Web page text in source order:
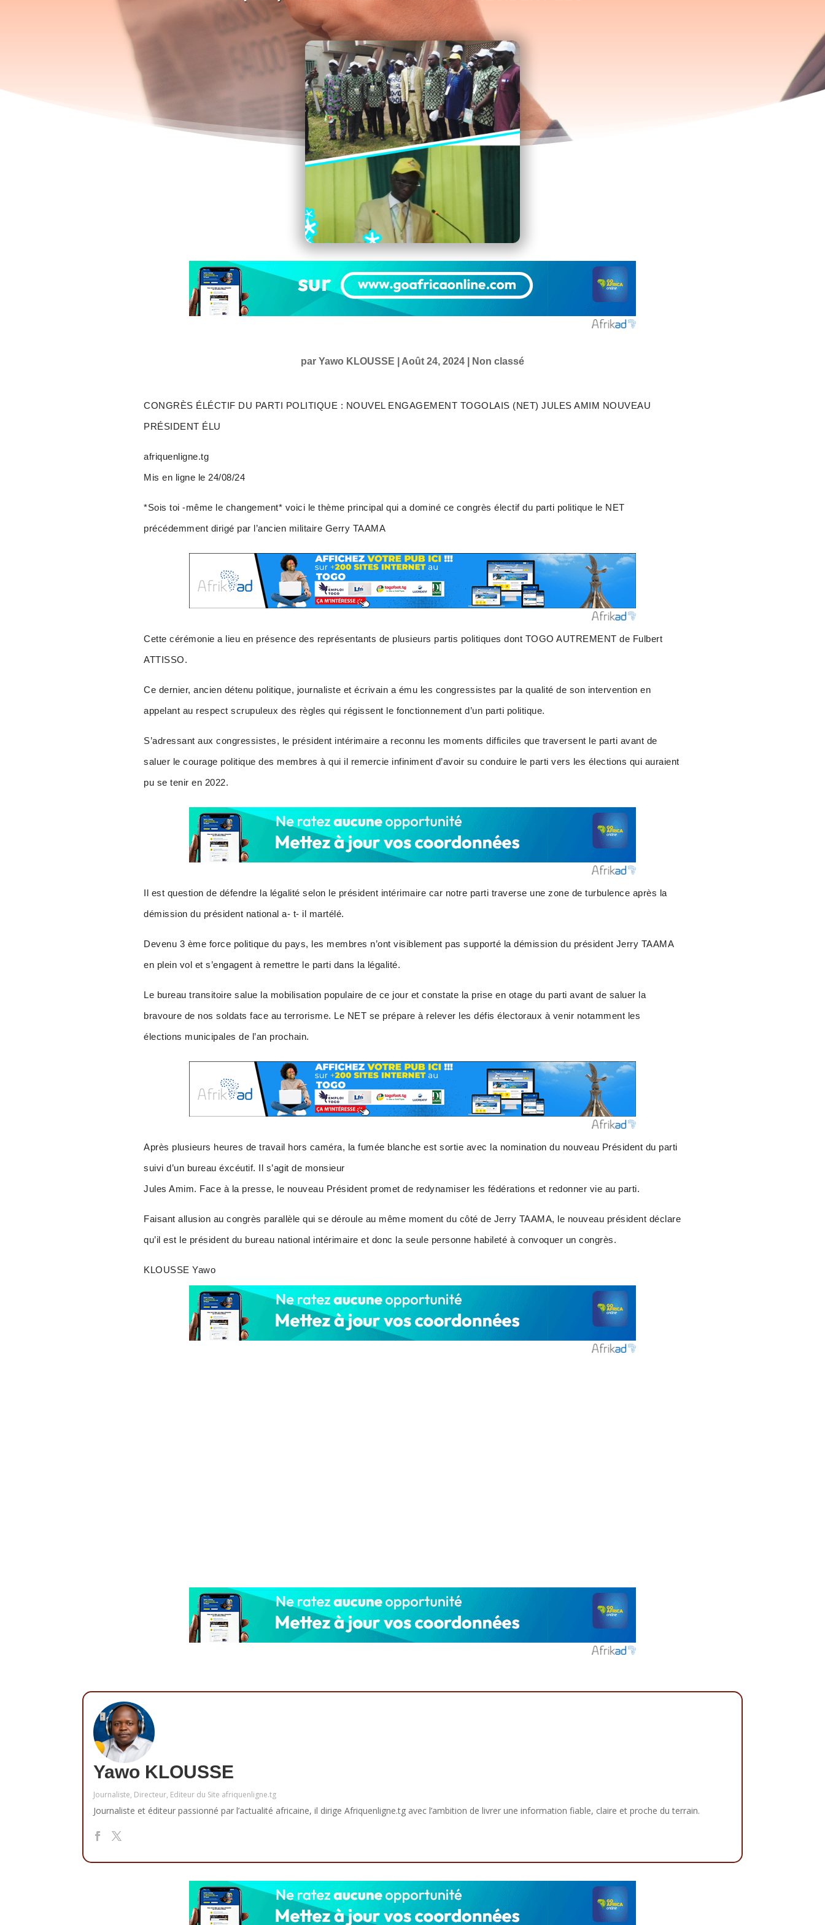
par Yawo KLOUSSE Août 24, 2024 Non classé
CONGRÈS ÉLÉCTIF DU PARTI POLITIQUE : NOUVEL ENGAGEMENT TOGOLAIS (NET) JULES AMIM NOUVEAU
PRÉSIDENT ÉLU
afriquenligne.tg
Mis en ligne le 24/08/24
*Sois toi -même le changement* voici le thème principal qui a dominé ce congrès électif du parti politique le NET
précédemment dirigé par l’ancien militaire Gerry TAAMA
Cette cérémonie a lieu en présence des représentants de plusieurs partis politiques dont TOGO AUTREMENT de Fulbert
ATTISSO.
Ce dernier, ancien détenu politique, journaliste et écrivain a ému les congressistes par la qualité de son intervention en
appelant au respect scrupuleux des règles qui régissent le fonctionnement d’un parti politique.
S’adressant aux congressistes, le président intérimaire a reconnu les moments difficiles que traversent le parti avant de
saluer le courage politique des membres à qui il remercie infiniment d’avoir su conduire le parti vers les élections qui auraient
pu se tenir en 2022.
Il est question de défendre la légalité selon le président intérimaire car notre parti traverse une zone de turbulence après la
démission du président national a- t- il martélé.
Devenu 3 ème force politique du pays, les membres n’ont visiblement pas supporté la démission du président Jerry TAAMA
en plein vol et s’engagent à remettre le parti dans la légalité.
Le bureau transitoire salue la mobilisation populaire de ce jour et constate la prise en otage du parti avant de saluer la
bravoure de nos soldats face au terrorisme. Le NET se prépare à relever les défis électoraux à venir notamment les
élections municipales de l’an prochain.
Après plusieurs heures de travail hors caméra, la fumée blanche est sortie avec la nomination du nouveau Président du parti
suivi d’un bureau éxcéutif. Il s’agit de monsieur
Jules Amim. Face à la presse, le nouveau Président promet de redynamiser les fédérations et redonner vie au parti.
Faisant allusion au congrès parallèle qui se déroule au même moment du côté de Jerry TAAMA, le nouveau président déclare
qu’il est le président du bureau national intérimaire et donc la seule personne habileté à convoquer un congrès.
KLOUSSE Yawo
Yawo KLOUSSE
Journaliste, Directeur, Editeur du Site afriquenligne.tg
Journaliste et éditeur passionné par l’actualité africaine, il dirige Afriquenligne.tg avec l’ambition de livrer une information fiable, claire et proche du terrain.